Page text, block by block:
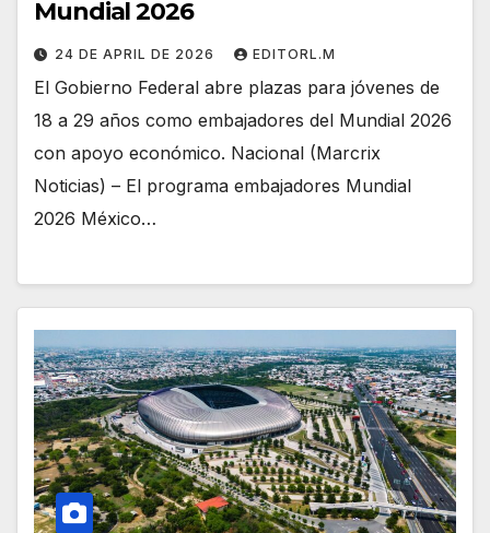
Mundial 2026
24 DE APRIL DE 2026 EDITORL.M
El Gobierno Federal abre plazas para jóvenes de
18 a 29 años como embajadores del Mundial 2026
con apoyo económico. Nacional (Marcrix
Noticias) – El programa embajadores Mundial
2026 México…